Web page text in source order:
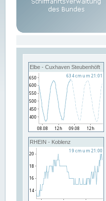
Elbe - Cuxhaven Steubenhöft
RHEIN - Koblenz